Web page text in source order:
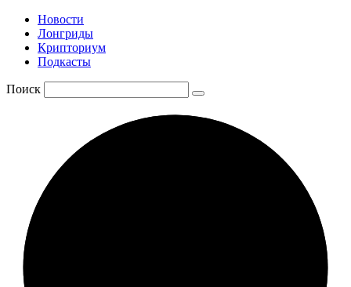
Новости
Лонгриды
Крипториум
Подкасты
Поиск